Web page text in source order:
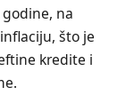
na
što je
kredite i